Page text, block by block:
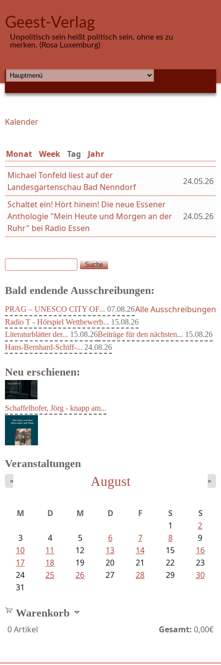
Geest-Verlag
Unpolitisch sein heißt politisch sein, ohne es zu
merken. (Rosa Luxemburg)
HAUPTMENÜ
Sie sind hier
Kalender
Monat Week Tag (aktiver Reiter)
Jahr
Michael Tonfeld liest auf der
Landesgartenschau Bad Nenndorf
24.05.26
Schaltet ein! Hört hinein! Die neue Essener
Anthologie "Mein Heute und Morgen an der
Ruhr" bei Radio Essen
24.05.26
Suchformular
Suche
Bald endende Ausschreibungen:
PRAG – UNESCO CITY OF... 07.08.26
Radio T - Hörspiel Wettbewerb... 15.08.26
Literaturblätter der... 15.08.26Beiträge für den nächsten... 15.08.26
Hans-Bernhard-Schiff-... 24.08.26
Alle Ausschreibungen
Neu erschienen:
Ein Leben zwischen Drievorden und...
Schaffelhofer, Jörg - knapp am...
Veranstaltungen
August
« »
M D M D F S
S
1
2
3
4 5 6 7 8
9
10
11 12 13 14 15
16
17
18 19 20 21 22
23
24
25 26 27 28 29
30
31
Warenkorb
0Artikel Gesamt: 0,00€